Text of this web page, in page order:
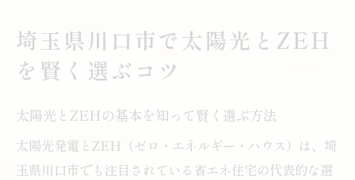
は
太陽光とZEH選択時の業者比較ポイント
報
川口市の太陽光補助金最新動向を徹底解説
埼玉県川口市で太陽光とZEH
を賢く選ぶコツ
太陽光とZEHの基本を知って賢く選ぶ方法
太陽光発電とZEH（ゼロ・エネルギー・ハウス）は、埼
玉県川口市でも注目されている省エネ住宅の代表的な選